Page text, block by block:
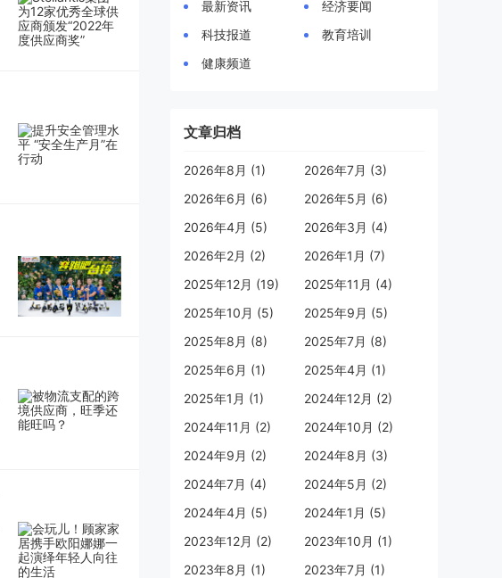
么“甲等金奖 大
国品质”这8个大
的又是什么？
奖 大国品质”的
完美诠释。
民国1915
站上国际舞台，
在全世界瞩目的
奖章，从此衡水
老白干享誉世
最新资讯
经济要闻
科技报道
教育培训
健康频道
文章归档
2026年8月 (1)
2026年7月 (3)
2026年6月 (6)
2026年5月 (6)
2026年4月 (5)
2026年3月 (4)
2026年2月 (2)
2026年1月 (7)
2025年12月 (19)
2025年11月 (4)
2025年10月 (5)
2025年9月 (5)
2025年8月 (8)
2025年7月 (8)
2025年6月 (1)
2025年4月 (1)
2025年1月 (1)
2024年12月 (2)
2024年11月 (2)
2024年10月 (2)
2024年9月 (2)
2024年8月 (3)
2024年7月 (4)
2024年5月 (2)
2024年4月 (5)
2024年1月 (5)
2023年12月 (2)
2023年10月 (1)
2023年8月 (1)
2023年7月 (1)